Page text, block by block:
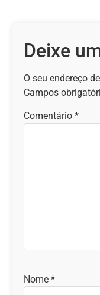
Deixe
O seu endereço
Campos
Comentário *
Nome *